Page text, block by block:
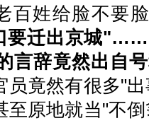
百姓给脸不要
要迁出京城"……
言辞竟然出自
员竟然有很多"
至原地就当"不